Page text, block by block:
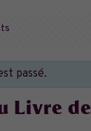
passé.
Livre